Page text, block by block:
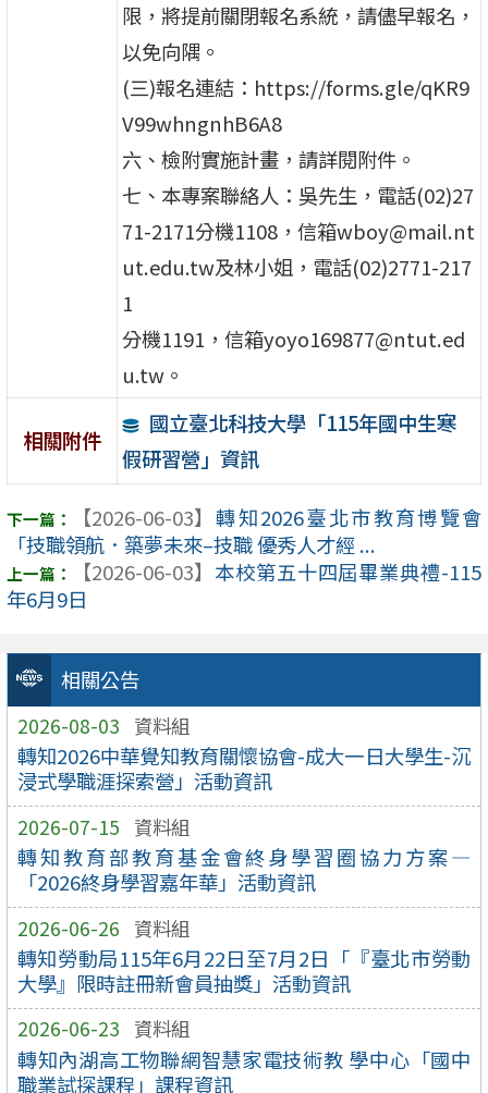
相關公告
2026-08-03 資料組
轉知2026中華覺知教育關懷協會-成大一日大學生-沉
浸式學職涯探索營」活動資訊
2026-07-15 資料組
轉知教育部教育基金會終身學習圈協力方案—
「2026終身學習嘉年華」活動資訊
2026-06-26 資料組
轉知勞動局115年6月22日至7月2日「『臺北市勞動
大學』限時註冊新會員抽獎」活動資訊
2026-06-23 資料組
轉知內湖高工物聯網智慧家電技術教 學中心「國中
職業試探課程」課程資訊
限，將提前關閉報名系統，請儘早報名，
以免向隅。
(三)報名連結：https://forms.gle/qKR9
V99whngnhB6A8
六、檢附實施計畫，請詳閱附件。
七、本專案聯絡人：吳先生，電話(02)27
71-2171分機1108，信箱wboy@mail.nt
ut.edu.tw及林小姐，電話(02)2771-217
1
分機1191，信箱yoyo169877@ntut.ed
u.tw。
相關附件
國立臺北科技大學「115年國中生寒
假研習營」資訊
【2026-06-03】 轉知2026臺北市教育博覽會
「技職領航．築夢未來–技職 優秀人才經 ...
【2026-06-03】 本校第五十四屆畢業典禮-115
年6月9日